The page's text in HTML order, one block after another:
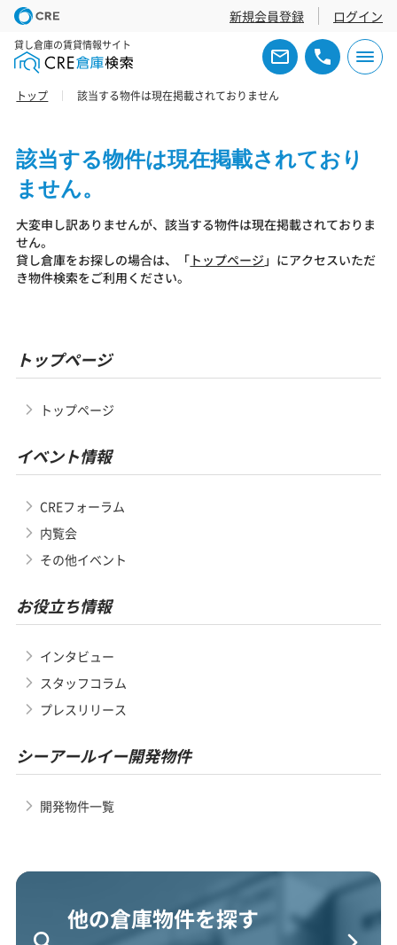
新規会員登録 ログイン
貸し倉庫の賃貸情報サイト
トップ 該当する物件は現在掲載されておりません
該当する物件は現在掲載されており
ません。
大変申し訳ありませんが、該当する物件は現在掲載されておりま
せん。
貸し倉庫をお探しの場合は、「 トップページ 」にアクセスいただ
き物件検索をご利用ください。
トップページ
トップページ
イベント情報
CREフォーラム
内覧会
その他イベント
お役立ち情報
インタビュー
スタッフコラム
プレスリリース
シーアールイー開発物件
開発物件一覧
他の倉庫物件を探す